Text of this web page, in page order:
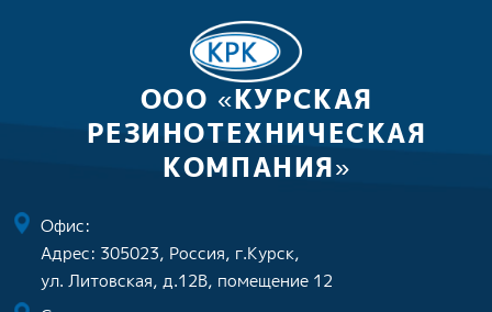
ООО «КУРСКАЯ
РЕЗИНОТЕХНИЧЕСКАЯ
КОМПАНИЯ»
Офис:
Адрес: 305023, Россия, г.Курск,
ул. Литовская, д.12В, помещение 12